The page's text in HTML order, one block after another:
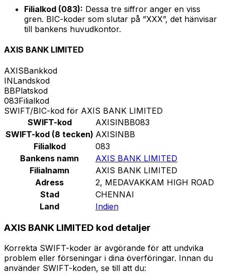
Filialkod (083): Dessa tre siffror anger en viss
gren. BIC-koder som slutar på ”XXX”, det hänvisar
till bankens huvudkontor.
AXIS BANK LIMITED
AXISBankkod
INLandskod
BBPlatskod
083Filialkod
SWIFT/BIC-kod för AXIS BANK LIMITED
SWIFT-kod
AXISINBB083
SWIFT-kod (8 tecken) AXISINBB
Filialkod
083
Bankens namn
AXIS BANK LIMITED
Filialnamn
AXIS BANK LIMITED
Adress
2, MEDAVAKKAM HIGH ROAD
Stad
CHENNAI
Land
Indien
AXIS BANK LIMITED kod detaljer
Korrekta SWIFT-koder är avgörande för att undvika
problem eller förseningar i dina överföringar. Innan du
använder SWIFT-koden, se till att du: